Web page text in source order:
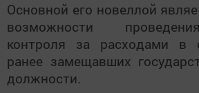
Основной его новеллой
возможности
контроля за расходами в
ранее замещавших
должности.